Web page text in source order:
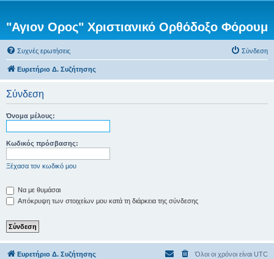
"Αγιον Ορος" Χριστιανικό Ορθόδοξο Φόρουμ
Συχνές ερωτήσεις Σύνδεση
Ευρετήριο Δ. Συζήτησης
Σύνδεση
Όνομα μέλους:
Κωδικός πρόσβασης:
Ξέχασα τον κωδικό μου
Να με θυμάσαι
Απόκρυψη των στοιχείων μου κατά τη διάρκεια της σύνδεσης
Ευρετήριο Δ. Συζήτησης Όλοι οι χρόνοι είναι UTC